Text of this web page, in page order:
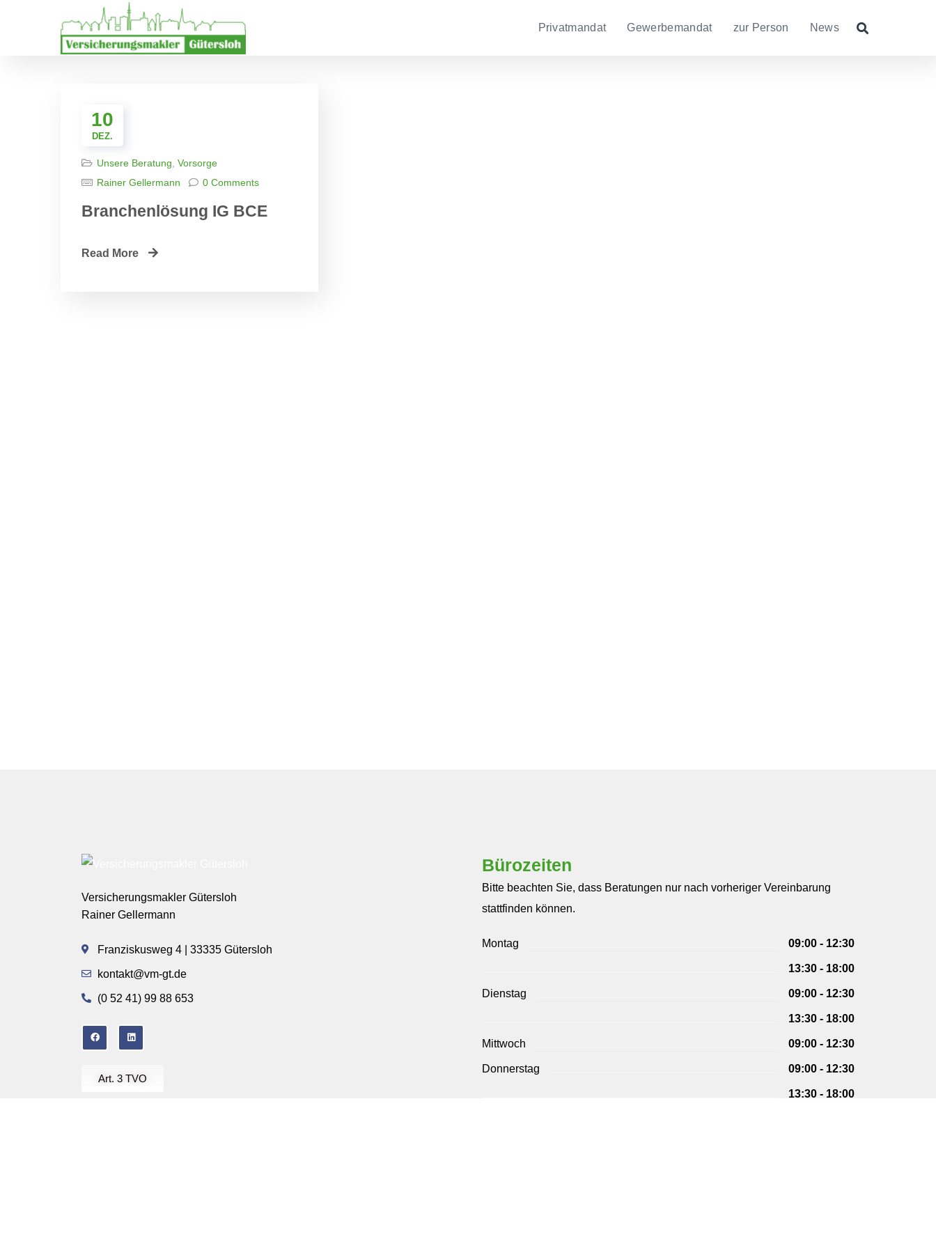
Privatmandat Gewerbemandat zur Person News
10
DEZ.
Unsere Beratung, Vorsorge
Rainer Gellermann
0 Comments
Branchenlösung IG BCE
Read More
Versicherungsmakler Gütersloh
Rainer Gellermann
Franziskusweg 4 | 33335 Gütersloh
kontakt@vm-gt.de
(0 52 41) 99 88 653
Art. 3 TVO
Bürozeiten
Bitte beachten Sie, dass Beratungen nur nach vorheriger Vereinbarung
stattfinden können.
Montag 09:00 - 12:30
13:30 - 18:00
Dienstag 09:00 - 12:30
13:30 - 18:00
Mittwoch 09:00 - 12:30
Donnerstag 09:00 - 12:30
13:30 - 18:00